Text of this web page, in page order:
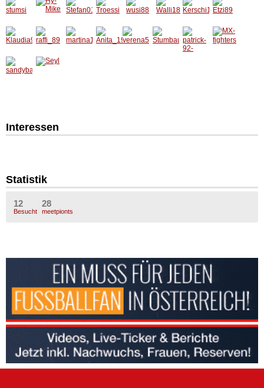
Interessen
Statistik
12
Besucht
28
meetpionts